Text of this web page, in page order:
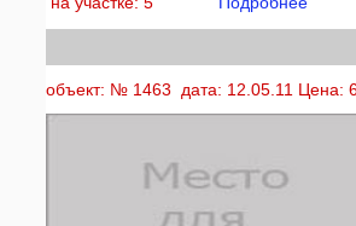
объект: № 1463 дата: 12.05.11 Цена: